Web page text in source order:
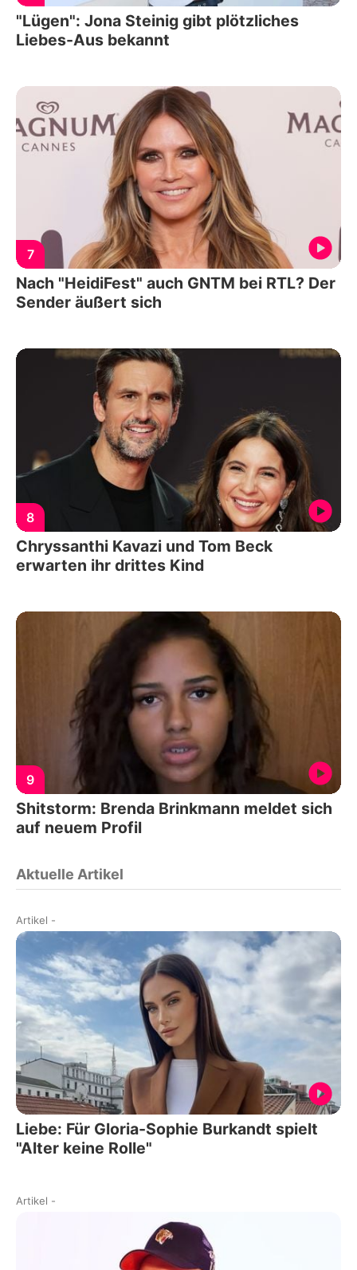
"Lügen": Jona Steinig gibt plötzliches
Liebes-Aus bekannt
7
Nach "HeidiFest" auch GNTM bei RTL? Der
Sender äußert sich
8
Chryssanthi Kavazi und Tom Beck
erwarten ihr drittes Kind
9
Shitstorm: Brenda Brinkmann meldet sich
auf neuem Profil
Aktuelle Artikel
Artikel -
Liebe: Für Gloria-Sophie Burkandt spielt
"Alter keine Rolle"
Artikel -